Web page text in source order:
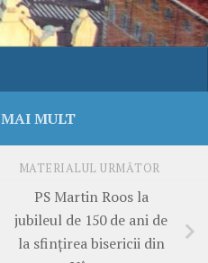
MAI MULT
MATERIALUL URMĂTOR
PS Martin Roos la
jubileul de 150 de ani de
la sfinţirea bisericii din